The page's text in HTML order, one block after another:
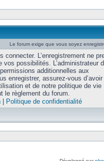
Le forum exige que vous soyez
L’enregistrement ne
possibilités. L’administrateur
additionnelles aux
enregistrer, assurez-vous
et de notre politique de vie
le règlement du forum.
Politique de confidentialité